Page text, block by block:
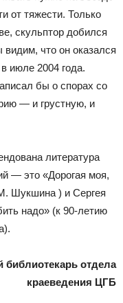
от тяжести. Только
скульптор добился
что он оказался
июле 2004 года.
бы о спорах со
— и грустную, и
литература
— это «Дорогая моя,
Шукшина ) и Сергея
надо» (к 90-летию
отдела
краеведения ЦГБ